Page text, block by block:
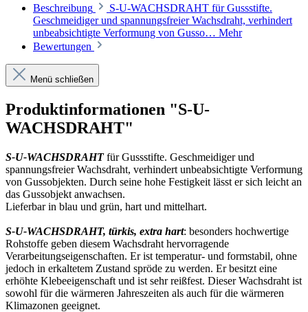
Beschreibung
S-U-WACHSDRAHT für Gussstifte.
Geschmeidiger und spannungsfreier Wachsdraht, verhindert
unbeabsichtigte Verformung von Gusso… Mehr
Bewertungen
Menü schließen
Produktinformationen "S-U-
WACHSDRAHT"
S-U-WACHSDRAHTfür Gussstifte. Geschmeidiger und
spannungsfreier Wachsdraht, verhindert unbeabsichtigte Verformung
von Gussobjekten. Durch seine hohe Festigkeit lässt er sich leicht an
das Gussobjekt anwachsen.
Lieferbar in blau und grün, hart und mittelhart.
S-U-WACHSDRAHT, türkis, extra hart: besonders hochwertige
Rohstoffe geben diesem Wachsdraht hervorragende
Verarbeitungseigenschaften. Er ist temperatur- und formstabil, ohne
jedoch in erkaltetem Zustand spröde zu werden. Er besitzt eine
erhöhte Klebeeigenschaft und ist sehr reißfest. Dieser Wachsdraht ist
sowohl für die wärmeren Jahreszeiten als auch für die wärmeren
Klimazonen geeignet.